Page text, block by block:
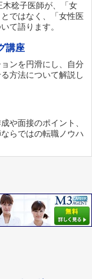
木稔子医師が、「女
ではなく、「女性医
て語ります。
講座
ンを円滑にし、自分
方法について解説し
や面接のポイント、
らではの転職ノウハ